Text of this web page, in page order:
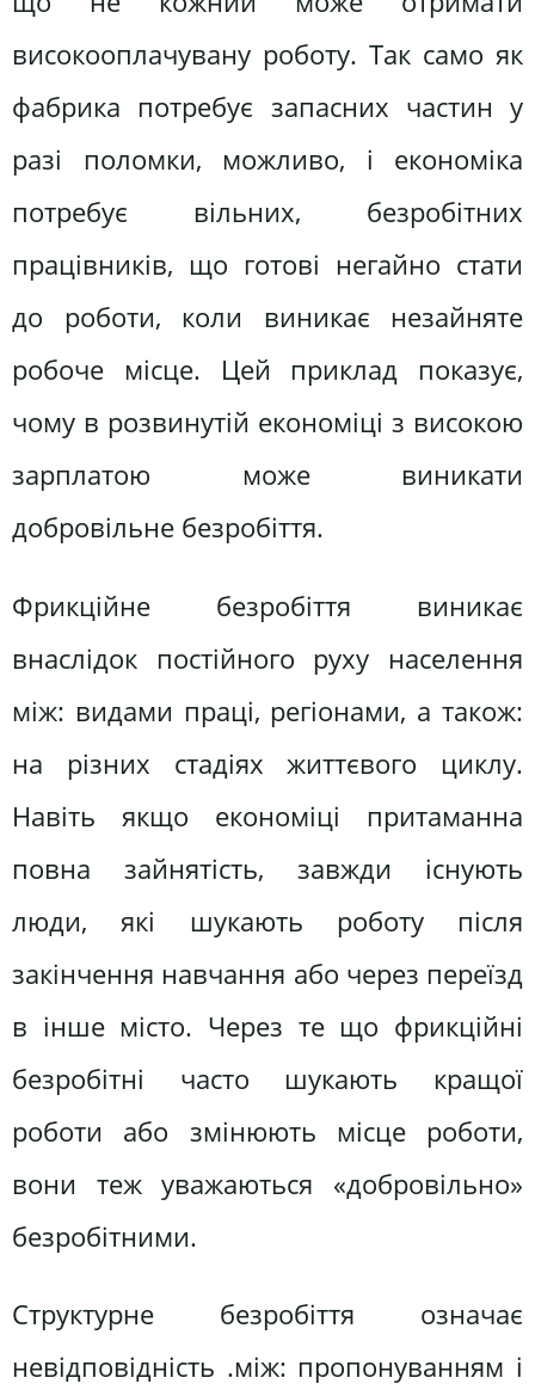
високооплачувану роботу. Так само як
фабрика потребує запасних частин у
разі поломки, можливо, і економіка
потребує вільних, безробітних
працівників, що готові негайно стати
до роботи, коли виникає незайняте
робоче місце. Цей приклад показує,
чому в розвинутій економіці з високою
зарплатою може виникати
добровільне безробіття.
Фрикційне безробіття виникає
внаслідок постійного руху населення
між: видами праці, регіонами, а також:
на різних стадіях життєвого циклу.
Навіть якщо економіці притаманна
повна зайнятість, завжди існують
люди, які шукають роботу після
закінчення навчання або через переїзд
в інше місто. Через те що фрикційні
безробітні часто шукають кращої
роботи або змінюють місце роботи,
вони теж уважаються «добровільно»
безробітними.
Структурне безробіття означає
невідповідність .між: пропонуванням і